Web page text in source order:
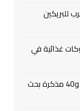
للبريكين
غذائية في
سقوط (الإمبراطور) بعد مطاردة متيرة و40 مذكرة بحث